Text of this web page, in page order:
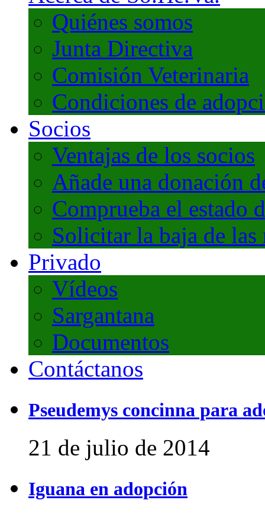
Quiénes somos
Junta Directiva
Comisión Veterinaria
Condiciones de
Socios
Ventajas de los socios
Añade una donación
Comprueba el estado
Solicitar la baja de
Privado
Vídeos
Sargantana
Documentos
Contáctanos
Pseudemys concinna para
21 de julio de 2014
Iguana en adopción